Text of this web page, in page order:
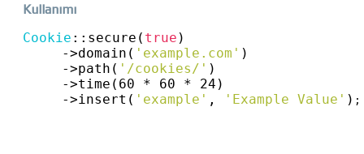
Kullanımı
Cookie :: secure( true )
->domain( 'example.com' )
->path( '/cookies/' )
->time(60 * 60 * 24)
->insert( 'example' , 'Example Value' ) ;